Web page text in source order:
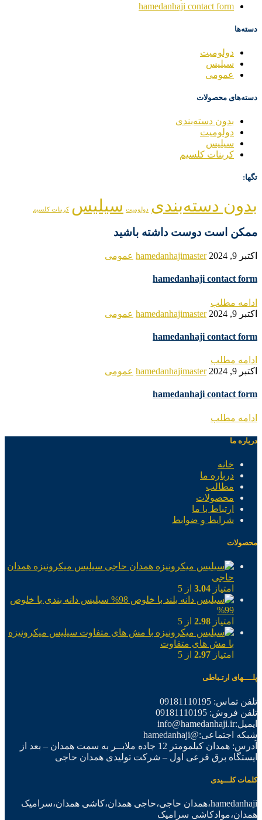
hamedanhaji contact form
دسته‌ها
دولومیت
سیلیس
عمومی
دسته‌های محصولات
بدون دسته‌بندی
دولومیت
سیلیس
کربنات کلسیم
تگها:
بدون دسته‌بندی دولومیت سیلیس کربنات کلسیم
ممکن است دوست داشته باشید
اکتبر 9, 2024 hamedanhajimaster عمومی
hamedanhaji contact form
ادامه مطلب
اکتبر 9, 2024
hamedanhajimaster عمومی
hamedanhaji contact form
ادامه مطلب
اکتبر 9, 2024
hamedanhajimaster عمومی
hamedanhaji contact form
ادامه مطلب
درباره ما
خانه
درباره ما
مطالب
محصولات
ارتباط با ما
شرایط و ضوابط
محصولات
سیلیس میکرونیزه همدان
حاجی
امتیاز 3.04 از 5
سیلیس دانه بندی با خلوص
99%
امتیاز 2.98 از 5
سیلیس میکرونیزه
با مش های متفاوت
امتیاز 2.97 از 5
پلــــهای ارتـباطی
تلفن تماس: 09181110195
تلفن فروش: 09181110195
ایمیل:info@hamedanhaji.ir
شبکه اجتماعی:@hamedanhaji
آدرس: همدان کیلمومتر 12 جاده ملایــر به سمت همدان – بعد از
ایستگاه برق فرعی اول – شرکت تولیدی همدان حاجی
کلمات کلـــیدی
hamedanhaji،همدان حاجی،حاجی همدان،کاشی همدان،سرامیک
همدان،موادکاشی سرامیک